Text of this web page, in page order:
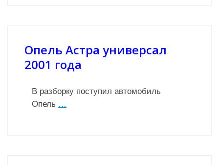
Опель Астра универсал
2001 года
В разборку поступил автомобиль
Опель …